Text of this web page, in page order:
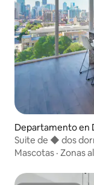
Departamento en
Suite de ◆ dos
Mascotas · Zonas